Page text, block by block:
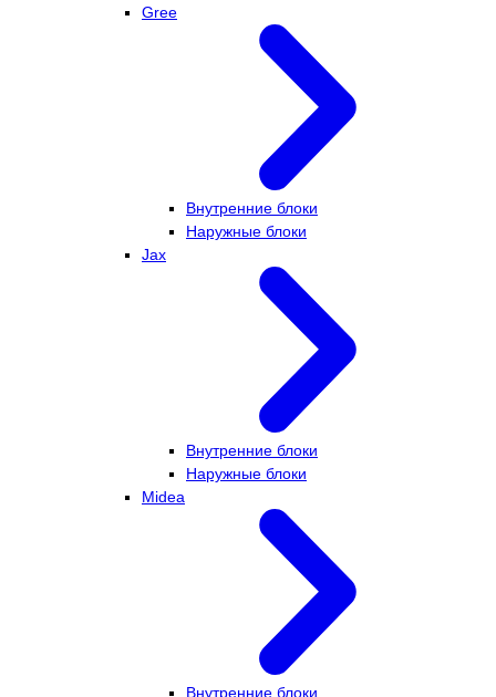
Gree
Внутренние блоки
Наружные блоки
Jax
Внутренние блоки
Наружные блоки
Midea
Внутренние блоки